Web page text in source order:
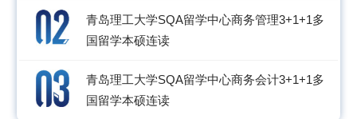
青岛理工大学SQA留学中心商务管理3+1+1多
国留学本硕连读
青岛理工大学SQA留学中心商务会计3+1+1多
国留学本硕连读